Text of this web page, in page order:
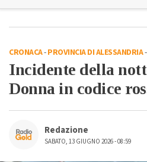
CRONACA-PROVINCIA DI ALESSANDRIA-
Incidente della
Donna in codice
Redazione
SABATO, 13 GIUGNO 2026 - 08:59